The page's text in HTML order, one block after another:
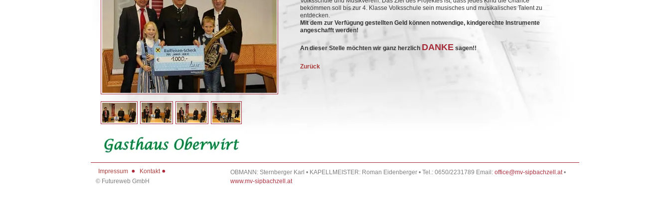
bekommen soll bis zur 4. Klasse Volksschule sein musisches und musikalisches Talent zu
entdecken.
Mit dem zur Verfügung gestellten Geld können notwendige, kindgerechte Instrumente
angeschafft werden!
An dieser Stelle möchten wir ganz herzlich DANKE sagen!!
Zurück
Impressum Kontakt OBMANN: Sternberger Karl • KAPELLMEISTER: Roman Eidenberger • Tel.: 0650/2231789 Email: office@mv-sipbachzell.at•
www.mv-sipbachzell.at
© Futureweb GmbH